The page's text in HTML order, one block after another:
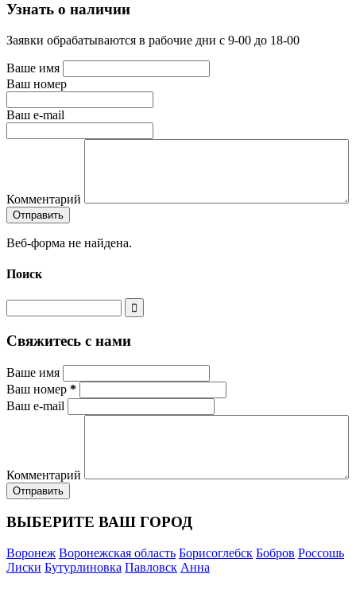
Узнать о наличии
Заявки обрабатываются в рабочие дни с 9-00 до 18-00
Ваше имя
Ваш номер
Ваш e-mail
Комментарий
Веб-форма не найдена.
Поиск
Свяжитесь с нами
Ваше имя
Ваш номер *
Ваш e-mail
Комментарий
ВЫБЕРИТЕ ВАШ ГОРОД
Воронеж Воронежская область Борисоглебск Бобров Россошь
Лиски Бутурлиновка Павловск Анна